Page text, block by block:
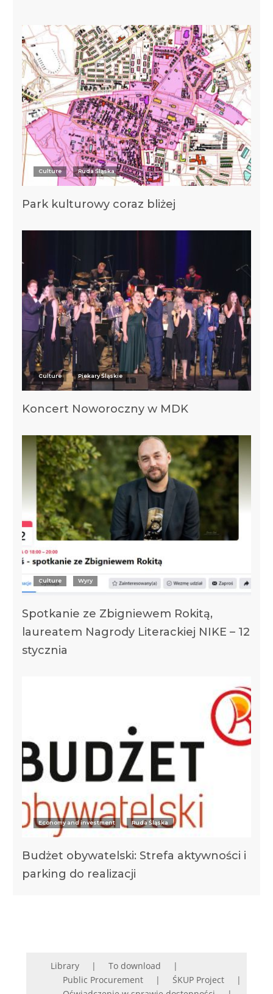
Culture Ruda Śląska
Park kulturowy coraz bliżej
Culture Piekary Śląskie
Koncert Noworoczny w MDK
Culture Wyry
Spotkanie ze Zbigniewem Rokitą,
laureatem Nagrody Literackiej NIKE – 12
stycznia
Economy and investment Ruda Śląska
Budżet obywatelski: Strefa aktywności i
parking do realizacji
Library
To download
Public Procurement
ŚKUP Project